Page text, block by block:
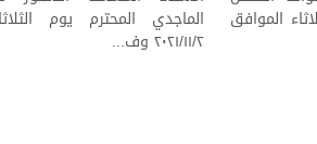
الموافق الماجدي المحترم يوم
٢٠٢١/١١/٢ وف...